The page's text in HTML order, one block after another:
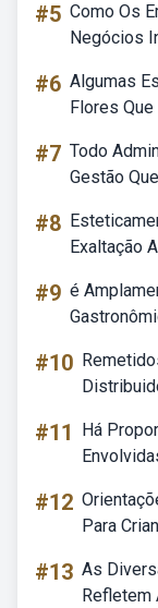
#5 Como Os
Negócios
#6 Algumas
Flores
#7 Todo
Gestão
#8
Exaltação
#9 é
#10
#11
Há
#12
Para
#13 As
Refletem